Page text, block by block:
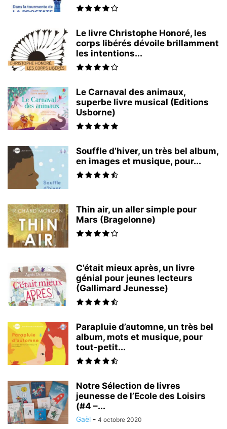
Le livre Christophe Honoré, les
corps libérés dévoile brillamment
les intentions...
Le Carnaval des animaux,
superbe livre musical (Editions
Usborne)
Souffle d’hiver, un très bel album,
en images et musique, pour...
Thin air, un aller simple pour
Mars (Bragelonne)
C’était mieux après, un livre
génial pour jeunes lecteurs
(Gallimard Jeunesse)
Parapluie d’automne, un très bel
album, mots et musique, pour
tout-petit...
Notre Sélection de livres
jeunesse de l’Ecole des Loisirs
(#4 –...
Gaël - 4 octobre 2020